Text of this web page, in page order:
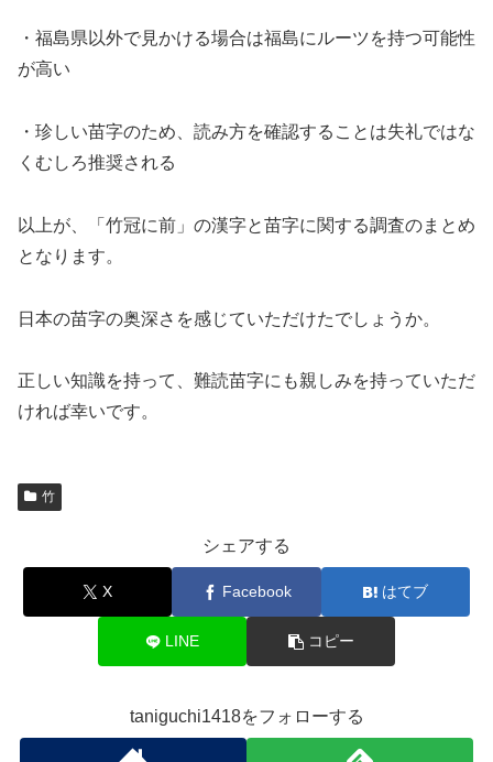
・福島県以外で見かける場合は福島にルーツを持つ可能性
が高い
・珍しい苗字のため、読み方を確認することは失礼ではな
くむしろ推奨される
以上が、「竹冠に前」の漢字と苗字に関する調査のまとめ
となります。
日本の苗字の奥深さを感じていただけたでしょうか。
正しい知識を持って、難読苗字にも親しみを持っていただ
ければ幸いです。
竹
シェアする
X Facebook はてブ
LINE コピー
taniguchi1418をフォローする